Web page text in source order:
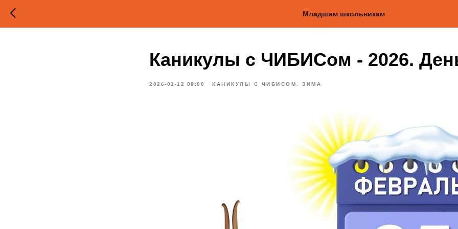
Младшим школьникам
Каникулы с ЧИБИСом - 2026.
2026-01-12 08:00 КАНИКУЛЫ С ЧИБИСОМ. ЗИМА